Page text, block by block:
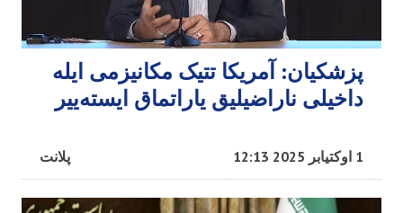
پزشکیان: آمریکا تتیک مکانیزمی ایله
داخیلی ناراضیلیق یاراتماق ایسته‌ییر
پلانت 1 اوکتیابر 2025 12:13